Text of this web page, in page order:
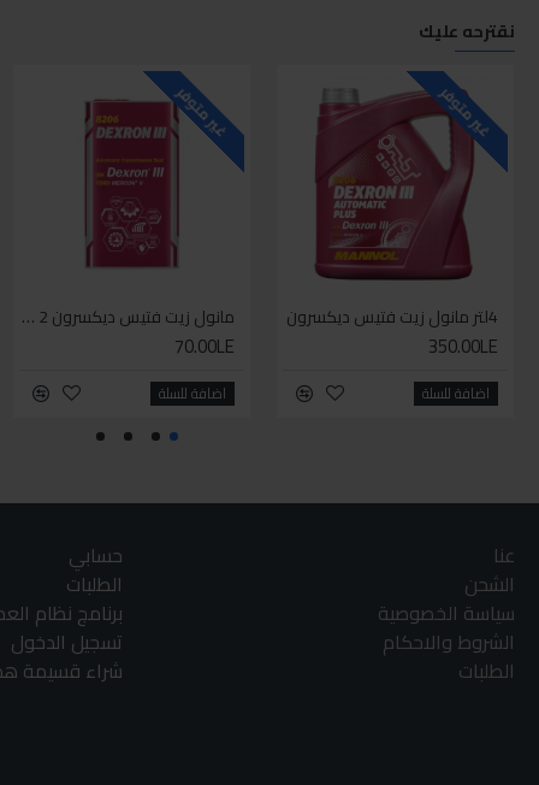
نقترحه عليك
غير متوفر
4لتر مانول زيت فتيس ديكسرون
350.00LE
اضافة للسلة
غير متوفر
مانول زيت فتيس ديكسرون 2 لتر واحد
70.00LE
اضافة للسلة
عنا
الشحن
سياسة الخصوصية
الشروط والاحكام
الطلبات
حسابي
الطلبات
برنامج نظام
تسجيل الدخول
شراء قسيمة